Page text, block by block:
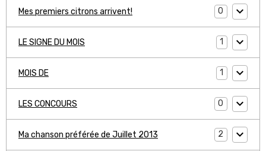
Mes premiers citrons arrivent! 0
LE SIGNE DU MOIS 1
MOIS DE 1
LES CONCOURS 0
Ma chanson préférée de Juillet 2013 2